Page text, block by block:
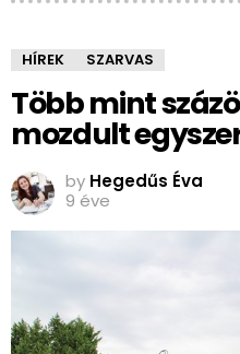
HÍREK SZARVAS
Több mint
mozdult
by Hegedűs Éva
9 éve